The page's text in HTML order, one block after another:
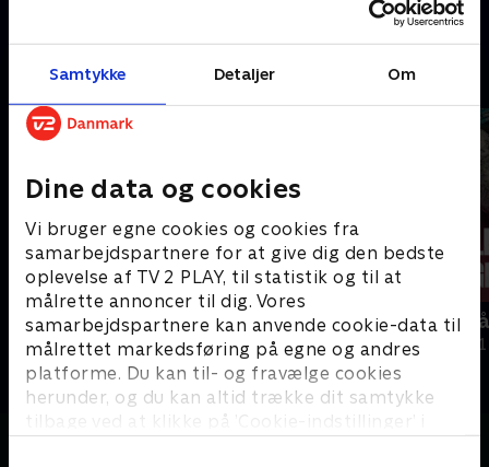
Samtykke Detaljer Om
Dine data og cookies
Vi bruger egne cookies og cookies fra
samarbejdspartnere for at give dig den bedste
oplevelse af TV 2 PLAY, til statistik og til at
målrette annoncer til dig. Vores
samarbejdspartnere kan anvende cookie-data til
målrettet markedsføring på egne og andres
platforme. Du kan til- og fravælge cookies
herunder, og du kan altid trække dit samtykke
tilbage ved at klikke på ’Cookie-indstillinger’ i
der noget uventet.
7. oktober 2025 • 29 min
Andre så også
En eks-rocker rydder op
Dokumentar • 1 sæsoner
Bestseller
Dokumentar •